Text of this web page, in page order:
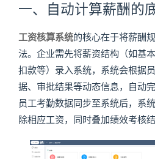
一、自动计算薪酬的
工资核算系统的核心在于将薪酬
法。企业需先将薪资结构（如基
扣款等）录入系统，系统会根据
据、审批结果等动态信息，自动
员工考勤数据同步至系统后，系
除相应工资，同时叠加绩效考核